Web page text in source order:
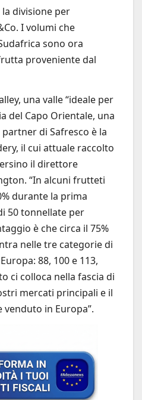
divisione per
I volumi che
sono ora
proveniente dal
una valle “ideale per
del Capo Orientale, una
di Safresco è la
il cui attuale raccolto
il direttore
“In alcuni frutteti
durante la prima
50 tonnellate per
è che circa il 75%
nelle tre categorie di
88, 100 e 113,
ci colloca nella fascia di
mercati principali e il
venduto in Europa”.